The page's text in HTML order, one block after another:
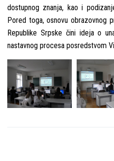
dostupnog znanja, kao i
Pored toga, osnovu obrazovnog
Republike Srpske čini ideja o
nastavnog procesa posredstvom